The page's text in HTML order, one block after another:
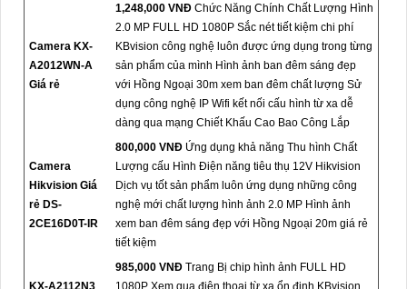
Camera KX-
A2012WN-A
Giá rẻ
1,248,000 VNĐ Chức Năng Chính Chất Lượng Hình
2.0 MP FULL HD 1080P Sắc nét tiết kiệm chi phí
KBvision công nghệ luôn được ứng dụng trong từng
sản phẩm của mình Hình ảnh ban đêm sáng đẹp
với Hồng Ngoại 30m xem ban đêm chất lượng Sử
dụng công nghệ IP Wifi kết nối cấu hình từ xa dễ
dàng qua mạng Chiết Khấu Cao Bao Công Lắp
Camera
Hikvision Giá
rẻ DS-
2CE16D0T-IR
800,000 VNĐ Ứng dụng khả năng Thu hình Chất
Lượng cấu Hình Điện năng tiêu thụ 12V Hikvision
Dịch vụ tốt sản phẩm luôn ứng dụng những công
nghệ mới chất lượng hình ảnh 2.0 MP Hình ảnh
xem ban đêm sáng đẹp với Hồng Ngoại 20m giá rẻ
tiết kiệm
KX-A2112N3
985,000 VNĐ Trang Bị chip hình ảnh FULL HD
1080P Xem qua điện thoại từ xa ổn định KBvision